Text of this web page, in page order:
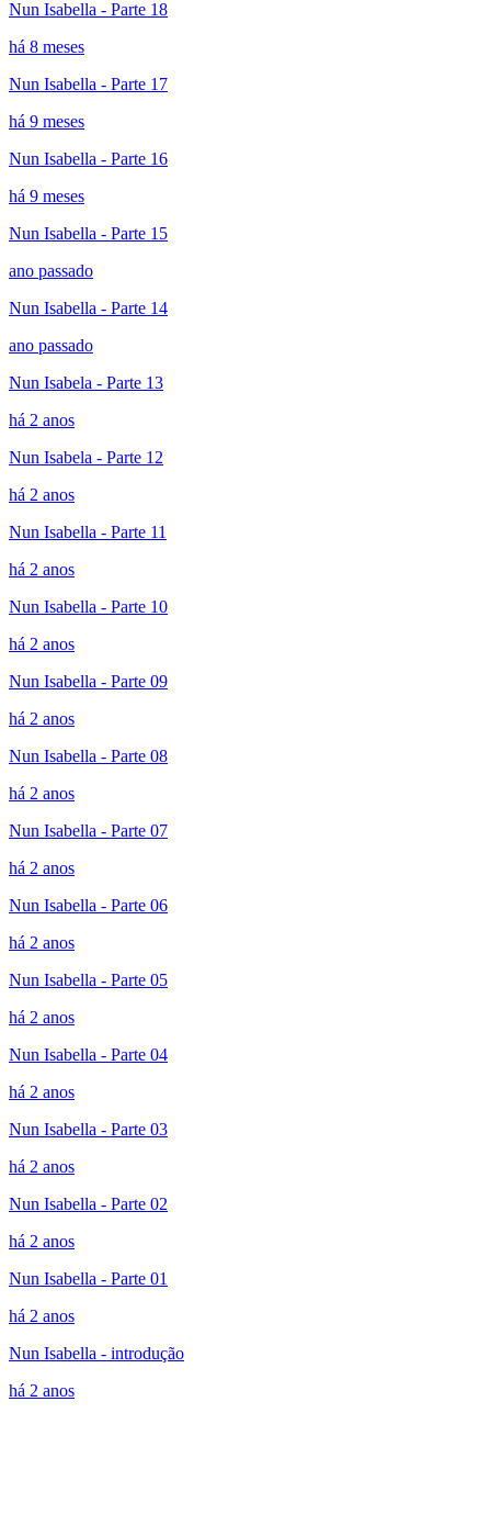
Nun Isabella - Parte 18
há 8 meses
Nun Isabella - Parte 17
há 9 meses
Nun Isabella - Parte 16
há 9 meses
Nun Isabella - Parte 15
ano passado
Nun Isabella - Parte 14
ano passado
Nun Isabela - Parte 13
há 2 anos
Nun Isabela - Parte 12
há 2 anos
Nun Isabella - Parte 11
há 2 anos
Nun Isabella - Parte 10
há 2 anos
Nun Isabella - Parte 09
há 2 anos
Nun Isabella - Parte 08
há 2 anos
Nun Isabella - Parte 07
há 2 anos
Nun Isabella - Parte 06
há 2 anos
Nun Isabella - Parte 05
há 2 anos
Nun Isabella - Parte 04
há 2 anos
Nun Isabella - Parte 03
há 2 anos
Nun Isabella - Parte 02
há 2 anos
Nun Isabella - Parte 01
há 2 anos
Nun Isabella - introdução
há 2 anos